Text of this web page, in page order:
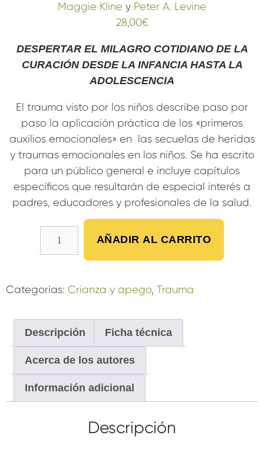
Maggie Kline y Peter A. Levine
28,00€
DESPERTAR EL MILAGRO COTIDIANO DE LA
CURACIÓN DESDE LA INFANCIA HASTA LA
ADOLESCENCIA
El trauma visto por los niños describe paso por
paso la aplicación práctica de los «primeros
auxilios emocionales» en las secuelas de heridas
y traumas emocionales en los niños. Se ha escrito
para un público general e incluye capítulos
específicos que resultarán de especial interés a
padres, educadores y profesionales de la salud.
AÑADIR AL CARRITO
Categorías: Crianza y apego, Trauma
Descripción Ficha técnica
Acerca de los autores
Información adicional
Descripción